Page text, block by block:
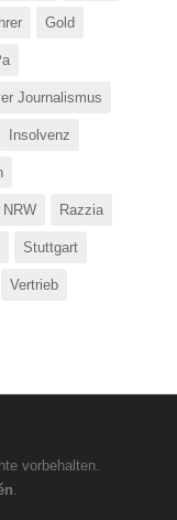
Gold
Journalismus
Insolvenz
NRW Razzia
Stuttgart
Vertrieb
vorbehalten.
.